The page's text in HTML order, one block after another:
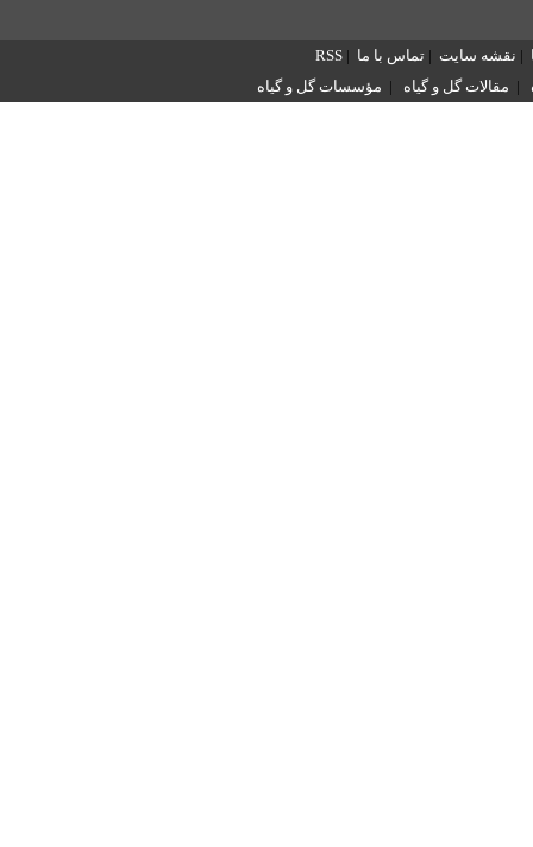
| نقشه سایت | تماس با ما |
RSS
| مقالات گل و گیاه | مؤسسات گل و گیاه